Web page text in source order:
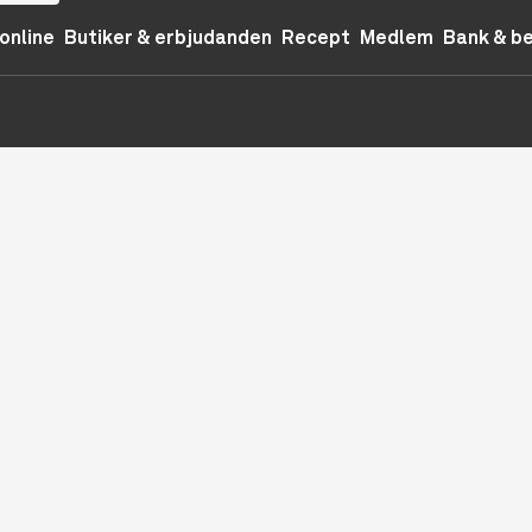
Butiker & erbjudanden Recept Medlem Bank &